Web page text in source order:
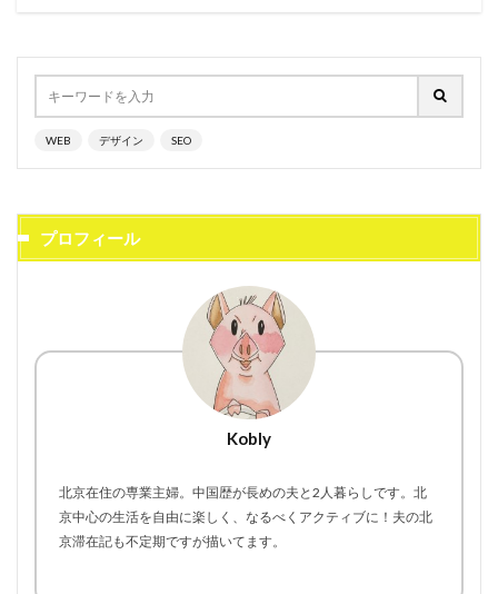
WEB デザイン SEO
プロフィール
Kobly
北京在住の専業主婦。中国歴が長めの夫と2人暮らしです。北
京中心の生活を自由に楽しく、なるべくアクティブに！夫の北
京滞在記も不定期ですが描いてます。